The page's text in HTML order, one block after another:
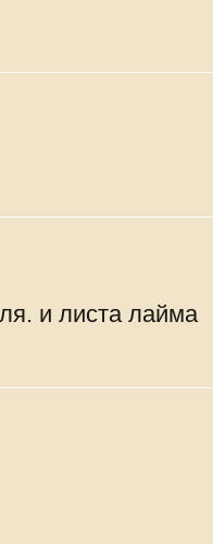
и листа лайма